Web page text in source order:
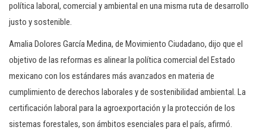
política laboral, comercial y ambiental en una misma ruta de desarrollo
justo y sostenible.
Amalia Dolores García Medina, de Movimiento Ciudadano, dijo que el
objetivo de las reformas es alinear la política comercial del Estado
mexicano con los estándares más avanzados en materia de
cumplimiento de derechos laborales y de sostenibilidad ambiental. La
certificación laboral para la agroexportación y la protección de los
sistemas forestales, son ámbitos esenciales para el país, afirmó.